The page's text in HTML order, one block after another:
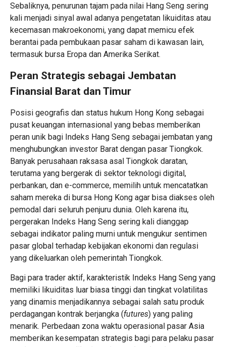
Sebaliknya, penurunan tajam pada nilai Hang Seng sering
kali menjadi sinyal awal adanya pengetatan likuiditas atau
kecemasan makroekonomi, yang dapat memicu efek
berantai pada pembukaan pasar saham di kawasan lain,
termasuk bursa Eropa dan Amerika Serikat.
Peran Strategis sebagai Jembatan
Finansial Barat dan Timur
Posisi geografis dan status hukum Hong Kong sebagai
pusat keuangan internasional yang bebas memberikan
peran unik bagi Indeks Hang Seng sebagai jembatan yang
menghubungkan investor Barat dengan pasar Tiongkok.
Banyak perusahaan raksasa asal Tiongkok daratan,
terutama yang bergerak di sektor teknologi digital,
perbankan, dan e-commerce, memilih untuk mencatatkan
saham mereka di bursa Hong Kong agar bisa diakses oleh
pemodal dari seluruh penjuru dunia. Oleh karena itu,
pergerakan Indeks Hang Seng sering kali dianggap
sebagai indikator paling murni untuk mengukur sentimen
pasar global terhadap kebijakan ekonomi dan regulasi
yang dikeluarkan oleh pemerintah Tiongkok.
Bagi para trader aktif, karakteristik Indeks Hang Seng yang
memiliki likuiditas luar biasa tinggi dan tingkat volatilitas
yang dinamis menjadikannya sebagai salah satu produk
perdagangan kontrak berjangka (futures) yang paling
menarik. Perbedaan zona waktu operasional pasar Asia
memberikan kesempatan strategis bagi para pelaku pasar